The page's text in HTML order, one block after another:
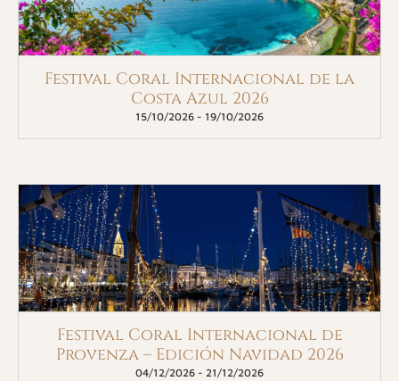
Festival Coral Internacional de la
Costa Azul 2026
15/10/2026 - 19/10/2026
Festival Coral Internacional de
Provenza – Edición Navidad 2026
04/12/2026 - 21/12/2026